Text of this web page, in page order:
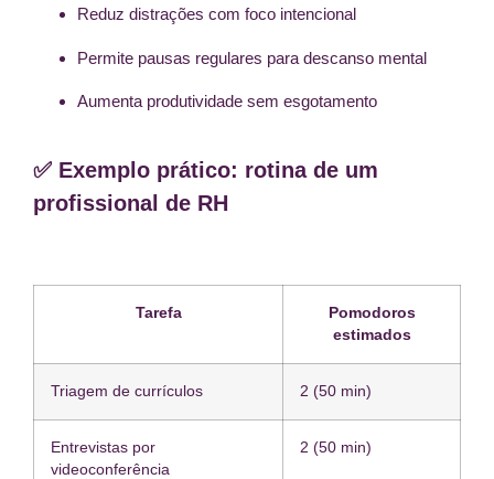
Reduz distrações com foco intencional
Permite pausas regulares para descanso mental
Aumenta produtividade sem esgotamento
✅ Exemplo prático: rotina de um
profissional de RH
Tarefa
Pomodoros
estimados
Triagem de currículos 2 (50 min)
Entrevistas por
videoconferência
2 (50 min)